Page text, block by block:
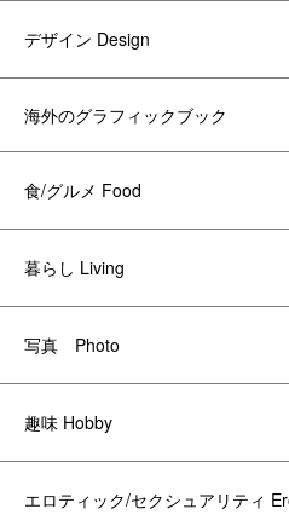
デザイン Design
海外のグラフィックブック
食/グルメ Food
暮らし Living
写真 Photo
趣味 Hobby
エロティック/セクシュアリティ